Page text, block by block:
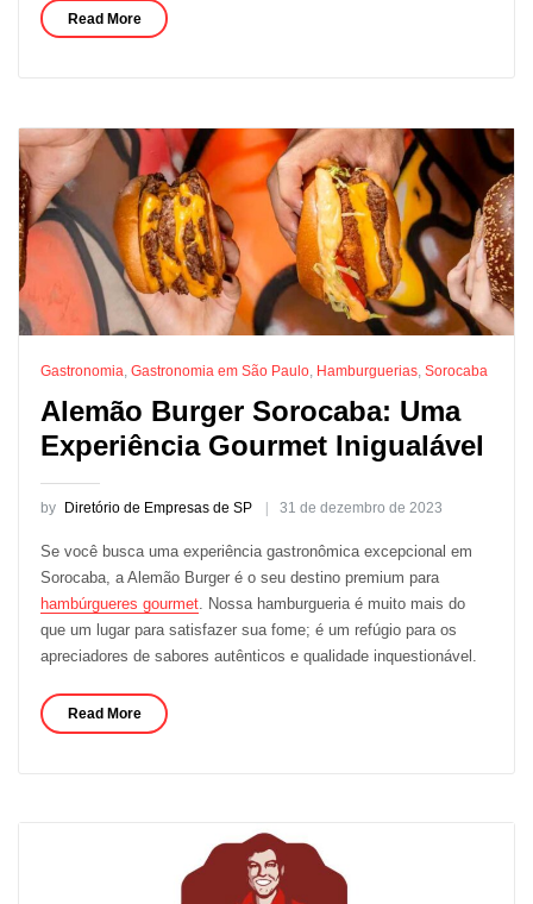
Read More
Gastronomia, Gastronomia em São Paulo, Hamburguerias, Sorocaba
Alemão Burger Sorocaba: Uma
Experiência Gourmet Inigualável
by Diretório de Empresas de SP 31 de dezembro de 2023
Se você busca uma experiência gastronômica excepcional em
Sorocaba, a Alemão Burger é o seu destino premium para
hambúrgueres gourmet. Nossa hamburgueria é muito mais do
que um lugar para satisfazer sua fome; é um refúgio para os
apreciadores de sabores autênticos e qualidade inquestionável.
Read More